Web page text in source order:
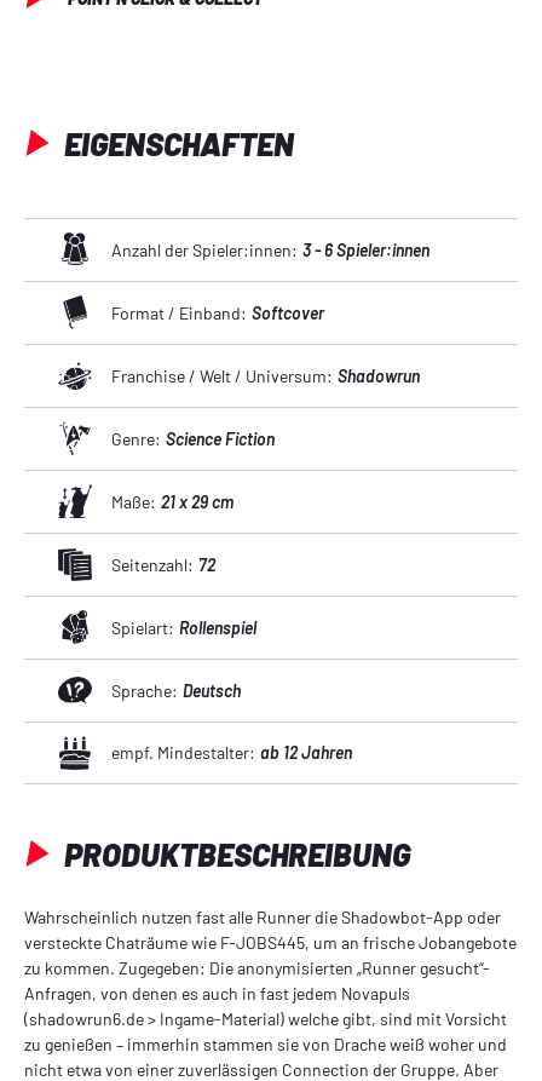
PRODUKTBESCHREIBUNG
Wahrscheinlich nutzen fast alle Runner die Shadowbot-App oder
versteckte Chaträume wie F-JOBS445, um an frische Jobangebote
zu kommen. Zugegeben: Die anonymisierten „Runner gesucht“-
Anfragen, von denen es auch in fast jedem Novapuls
(shadowrun6.de > Ingame-Material) welche gibt, sind mit Vorsicht
zu genießen – immerhin stammen sie von Drache weiß woher und
nicht etwa von einer zuverlässigen Connection der Gruppe. Aber
EIGENSCHAFTEN
Anzahl der Spieler:innen: 3 - 6 Spieler:innen
Format / Einband: Softcover
Franchise / Welt / Universum: Shadowrun
Genre: Science Fiction
Maße: 21 x 29 cm
Seitenzahl: 72
Spielart: Rollenspiel
Sprache: Deutsch
empf. Mindestalter: ab 12 Jahren